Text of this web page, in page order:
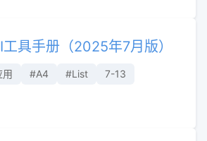
具手册（2025年7月版）
用 #A4 #List
7-13